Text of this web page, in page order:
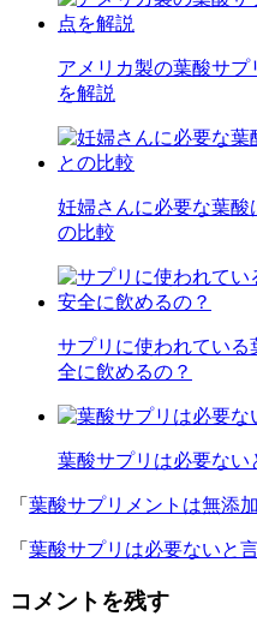
アメリカ製の葉酸サ
を解説
妊婦さんに必要な葉酸
の比較
サプリに使われてい
全に飲めるの？
葉酸サプリは必要ない
「 葉酸サプリメントは無添
「 葉酸サプリは必要ないと
コメントを残す